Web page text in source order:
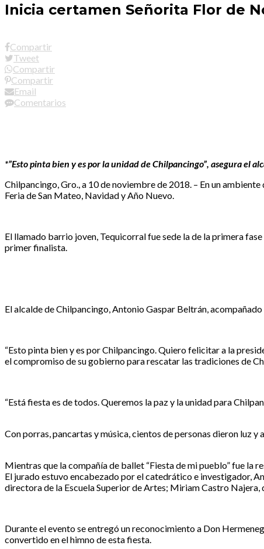
Inicia certamen Señorita Flor de
Compartir
Tweet
Compartir
Compartir
Email
Comentarios
*”Esto pinta bien y es por la unidad de Chilpancingo”, asegura el
Chilpancingo, Gro., a 10 de noviembre de 2018. – En un
Feria de San Mateo, Navidad y Año Nuevo.
El llamado barrio joven, Tequicorral fue sede la de la primera
primer finalista.
El alcalde de Chilpancingo, Antonio Gaspar Beltrán,
“Esto pinta bien y es por Chilpancingo. Quiero felicitar a la
el compromiso de su gobierno para rescatar las tradiciones de
“Está fiesta es de todos. Queremos la paz y la unidad para
Con porras, pancartas y música, cientos de personas dieron luz y
Mientras que la compañía de ballet “Fiesta de mi pueblo” fue la
El jurado estuvo encabezado por el catedrático e investigador,
directora de la Escuela Superior de Artes; Miriam Castro
Durante el evento se entregó un reconocimiento a Don
convertido en el himno de esta fiesta.